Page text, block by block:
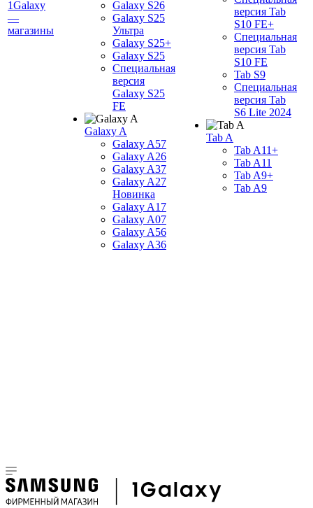
1Galaxy
—
магазины
Galaxy S26
Galaxy S25
Ультра
Galaxy S25+
Galaxy S25
Специальная
версия
Galaxy S25
FE
Galaxy A
Galaxy A57
Galaxy A26
Galaxy A37
Galaxy A27
Новинка
Galaxy A17
Galaxy A07
Galaxy A56
Galaxy A36
версия Tab
S10 FE+
Специальная
версия Tab
S10 FE
Tab S9
Специальная
версия Tab
S6 Lite 2024
Tab A
Tab A11+
Tab A11
Tab A9+
Tab A9